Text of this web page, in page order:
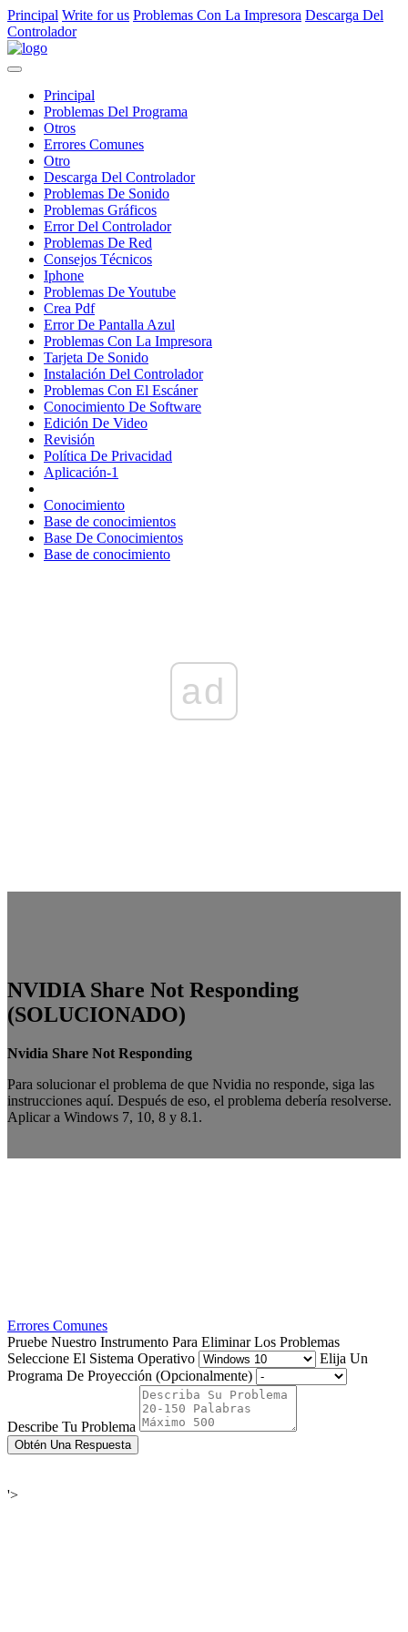
Principal Write for us Problemas Con La Impresora Descarga Del
Controlador
Principal
Problemas Del Programa
Otros
Errores Comunes
Otro
Descarga Del Controlador
Problemas De Sonido
Problemas Gráficos
Error Del Controlador
Problemas De Red
Consejos Técnicos
Iphone
Problemas De Youtube
Crea Pdf
Error De Pantalla Azul
Problemas Con La Impresora
Tarjeta De Sonido
Instalación Del Controlador
Problemas Con El Escáner
Conocimiento De Software
Edición De Video
Revisión
Política De Privacidad
Aplicación-1
Conocimiento
Base de conocimientos
Base De Conocimientos
Base de conocimiento
ad
NVIDIA Share Not Responding
(SOLUCIONADO)
Nvidia Share Not Responding
Para solucionar el problema de que Nvidia no responde, siga las
instrucciones aquí. Después de eso, el problema debería resolverse.
Aplicar a Windows 7, 10, 8 y 8.1.
Errores Comunes
Pruebe Nuestro Instrumento Para Eliminar Los Problemas
Seleccione El Sistema Operativo
Elija Un
Programa De Proyección (Opcionalmente)
Describe Tu Problema
Obtén Una Respuesta
'>